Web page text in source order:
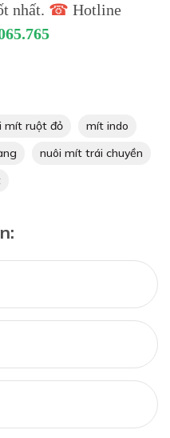
nhất. ☎ Hotline
mít ruột đỏ
mít indo
nuôi mít trái chuyền